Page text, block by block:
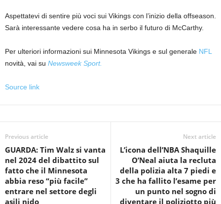
Aspettatevi di sentire più voci sui Vikings con l’inizio della offseason.
Sarà interessante vedere cosa ha in serbo il futuro di McCarthy.
Per ulteriori informazioni sui Minnesota Vikings e sul generale NFL
novità, vai su Newsweek Sport.
Source link
Previous article
GUARDA: Tim Walz si vanta
nel 2024 del dibattito sul
fatto che il Minnesota
abbia reso “più facile”
entrare nel settore degli
asili nido
Next article
L’icona dell’NBA Shaquille
O’Neal aiuta la recluta
della polizia alta 7 piedi e
3 che ha fallito l’esame per
un punto nel sogno di
diventare il poliziotto più